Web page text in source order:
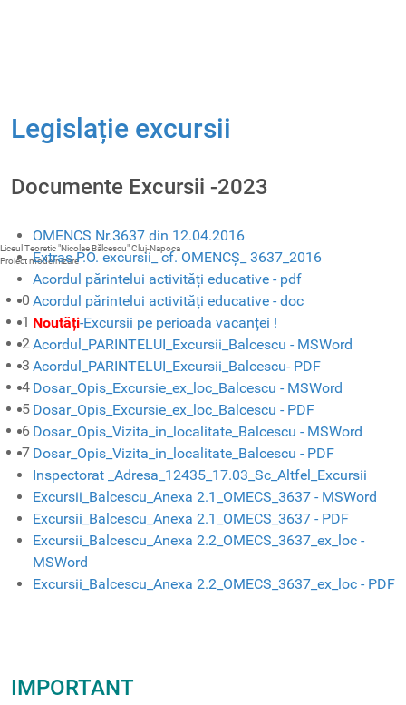
Liceul Teoretic "Nicolae Bălcescu" Cluj-Napoca
Proiect modernizare
0
1
2
3
4
5
6
7
Legislație excursii
Documente Excursii -2023
OMENCS Nr.3637 din 12.04.2016
Extras P.O. excursii_ cf. OMENCȘ_ 3637_2016
Acordul părintelui activități educative - pdf
Acordul părintelui activități educative - doc
Noutăți-Excursii pe perioada vacanței !
Acordul_PARINTELUI_Excursii_Balcescu - MSWord
Acordul_PARINTELUI_Excursii_Balcescu- PDF
Dosar_Opis_Excursie_ex_loc_Balcescu - MSWord
Dosar_Opis_Excursie_ex_loc_Balcescu - PDF
Dosar_Opis_Vizita_in_localitate_Balcescu - MSWord
Dosar_Opis_Vizita_in_localitate_Balcescu - PDF
Inspectorat _Adresa_12435_17.03_Sc_Altfel_Excursii
Excursii_Balcescu_Anexa 2.1_OMECS_3637 - MSWord
Excursii_Balcescu_Anexa 2.1_OMECS_3637 - PDF
Excursii_Balcescu_Anexa 2.2_OMECS_3637_ex_loc -
MSWord
Excursii_Balcescu_Anexa 2.2_OMECS_3637_ex_loc - PDF
IMPORTANT